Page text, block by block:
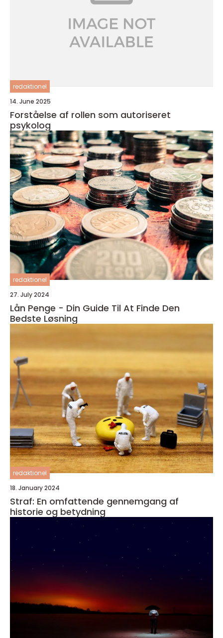
redaktionel
14. June 2025
Forståelse af rollen som autoriseret
psykolog
redaktionel
27. July 2024
Lån Penge - Din Guide Til At Finde Den
Bedste Løsning
redaktionel
18. January 2024
Straf: En omfattende gennemgang af
historie og betydning